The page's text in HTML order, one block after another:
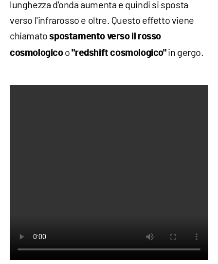
lunghezza d'onda aumenta e quindi si sposta
verso l'infrarosso e oltre. Questo effetto viene
chiamatospostamento verso il rosso
cosmologicoo"redshift cosmologico"in gergo.